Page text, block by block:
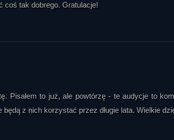
pokazano historyczny ciąg zmian w
obserwacji do abdukcji, doświadczeń
zjawiskiem o zmiennej formie, dostosowującym
według którego UFO może być raczej formą
odnosili się do UFO. W odpowiedzi Marek
i racjonalistycznej ostrożności, ale też
coś tak dobrego. Gratulacje!
Pisałem to już, ale powtórzę - te audycje to
z nich korzystać przez długie lata. Wielkie